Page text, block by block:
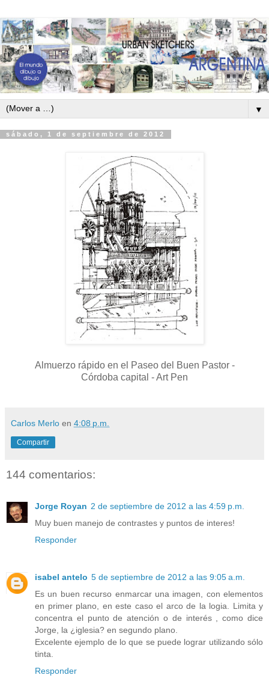
▼
sábado, 1 de septiembre de 2012
Almuerzo rápido en el Paseo del Buen Pastor -
Córdoba capital - Art Pen
Carlos Merlo en 4:08 p.m.
Compartir
144 comentarios:
Jorge Royan 2 de septiembre de 2012 a las 4:59 p.m.
Muy buen manejo de contrastes y puntos de interes!
Responder
isabel antelo 5 de septiembre de 2012 a las 9:05 a.m.
Es un buen recurso enmarcar una imagen, con elementos
en primer plano, en este caso el arco de la logia. Limita y
concentra el punto de atención o de interés , como dice
Jorge, la ¿iglesia? en segundo plano.
Excelente ejemplo de lo que se puede lograr utilizando sólo
tinta.
Responder